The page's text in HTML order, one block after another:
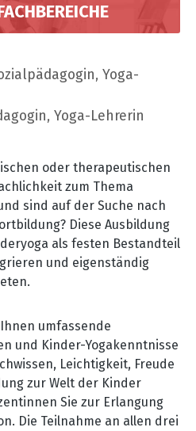
Yoga-
Yoga-Lehrerin
oder therapeutischen
zum Thema
sind auf der Suche nach
Diese Ausbildung
als festen Bestandteil
und eigenständig
umfassende
und Kinder-Yogakenntnisse
Leichtigkeit, Freude
zur Welt der Kinder
Sie zur Erlangung
Die Teilnahme an allen drei